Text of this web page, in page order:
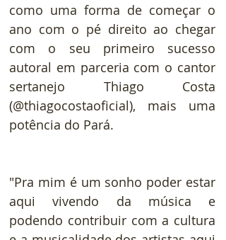
como uma forma de começar o
ano com o pé direito ao chegar
com o seu primeiro sucesso
autoral em parceria com o cantor
sertanejo Thiago Costa
(@thiagocostaoficial), mais uma
potência do Pará.
"Pra mim é um sonho poder estar
aqui vivendo da música e
podendo contribuir com a cultura